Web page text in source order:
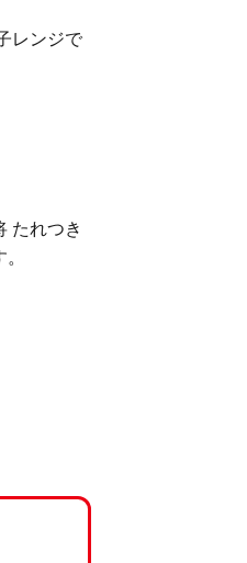
レンジで
たれつき